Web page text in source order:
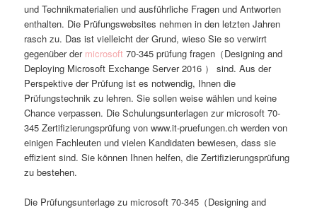
und Technikmaterialien und ausführliche Fragen und Antworten
enthalten. Die Prüfungswebsites nehmen in den letzten Jahren
rasch zu. Das ist vielleicht der Grund, wieso Sie so verwirrt
gegenüber der microsoft 70-345 prüfung fragen（Designing and
Deploying Microsoft Exchange Server 2016 ） sind. Aus der
Perspektive der Prüfung ist es notwendig, Ihnen die
Prüfungstechnik zu lehren. Sie sollen weise wählen und keine
Chance verpassen. Die Schulungsunterlagen zur microsoft 70-
345 Zertifizierungsprüfung von www.it-pruefungen.ch werden von
einigen Fachleuten und vielen Kandidaten bewiesen, dass sie
effizient sind. Sie können Ihnen helfen, die Zertifizierungsprüfung
zu bestehen.
Die Prüfungsunterlage zu microsoft 70-345（Designing and